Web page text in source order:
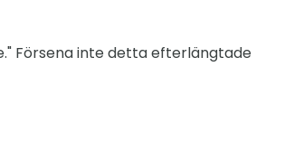
Försena inte detta efterlängtade